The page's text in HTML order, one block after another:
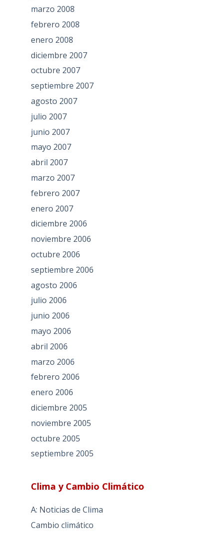
marzo 2008
febrero 2008
enero 2008
diciembre 2007
octubre 2007
septiembre 2007
agosto 2007
julio 2007
junio 2007
mayo 2007
abril 2007
marzo 2007
febrero 2007
enero 2007
diciembre 2006
noviembre 2006
octubre 2006
septiembre 2006
agosto 2006
julio 2006
junio 2006
mayo 2006
abril 2006
marzo 2006
febrero 2006
enero 2006
diciembre 2005
noviembre 2005
octubre 2005
septiembre 2005
Clima y Cambio Climático
A: Noticias de Clima
Cambio climático